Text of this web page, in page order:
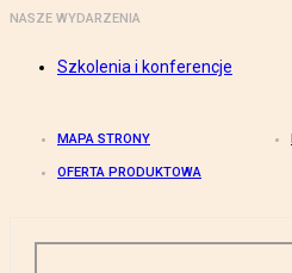
NASZE WYDARZENIA
Szkolenia i konferencje
MAPA STRONY
OFERTA PRODUKTOWA